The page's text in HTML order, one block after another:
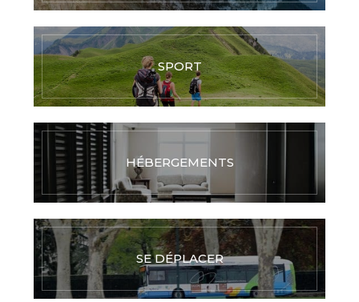
SPORT
HÉBERGEMENTS
SE DÉPLACER